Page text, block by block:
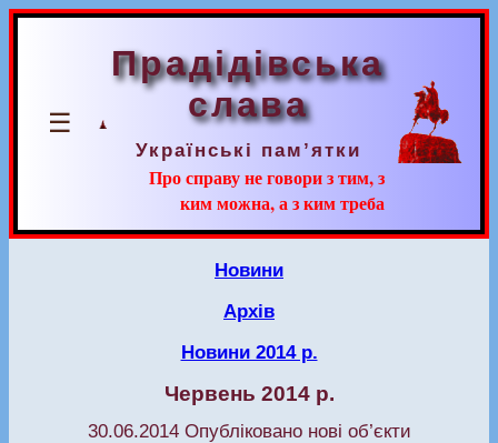
☰
Прадідівська
слава
Українські пам’ятки
Про справу не говори з тим, з
ким можна, а з ким треба
Новини
Архів
Новини 2014 р.
Червень 2014 р.
30.06.2014 Опубліковано нові об’єкти